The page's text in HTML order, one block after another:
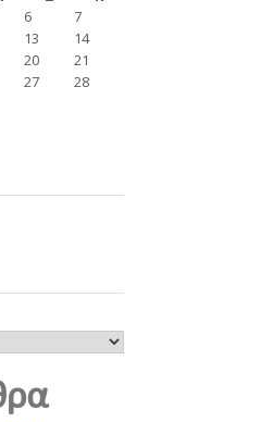
6
7
13 14
20 21
27 28